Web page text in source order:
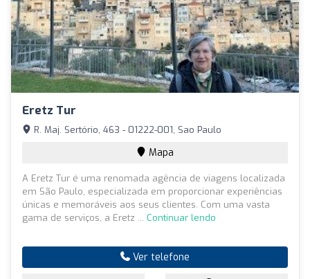
Eretz Tur
R. Maj. Sertório, 463 - 01222-001, Sao Paulo
Mapa
A Eretz Tur é uma renomada agência de viagens localizada
em São Paulo, especializada em proporcionar experiências
únicas e memoráveis aos seus clientes. Com uma vasta
gama de serviços, a Eretz ... Continuar lendo
Ver telefone